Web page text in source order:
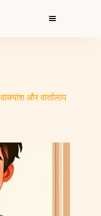
वाक्यांश और वार्तालाप